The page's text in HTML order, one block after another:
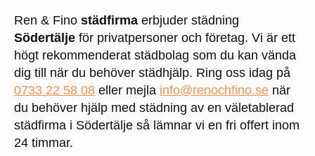
Ren & Fino städfirma erbjuder städning
Södertälje för privatpersoner och företag. Vi är ett
högt rekommenderat städbolag som du kan vända
dig till när du behöver städhjälp. Ring oss idag på
0733 22 58 08 eller mejla info@renochfino.se när
du behöver hjälp med städning av en väletablerad
städfirma i Södertälje så lämnar vi en fri offert inom
24 timmar.